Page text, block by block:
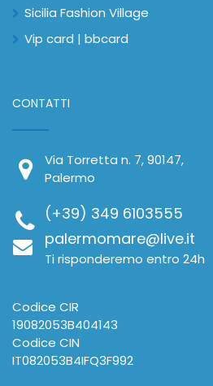
Sicilia Fashion Village
Vip card | bbcard
CONTATTI
Via Torretta n. 7, 90147,
Palermo
(+39) 349 6103555
palermomare@live.it
Ti risponderemo entro 24h
Codice CIR
19082053B404143
Codice CIN
IT082053B4IFQ3F992